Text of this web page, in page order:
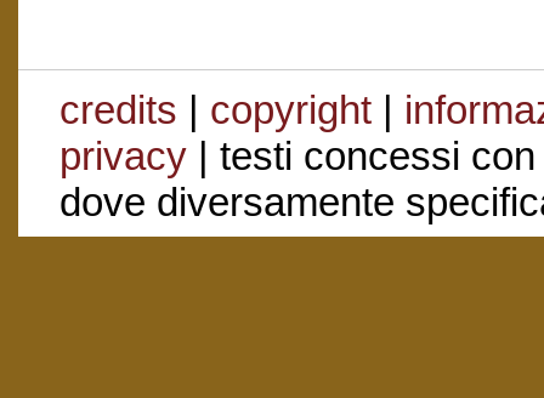
credits | copyright|
privacy| testi concessi
dove diversamente